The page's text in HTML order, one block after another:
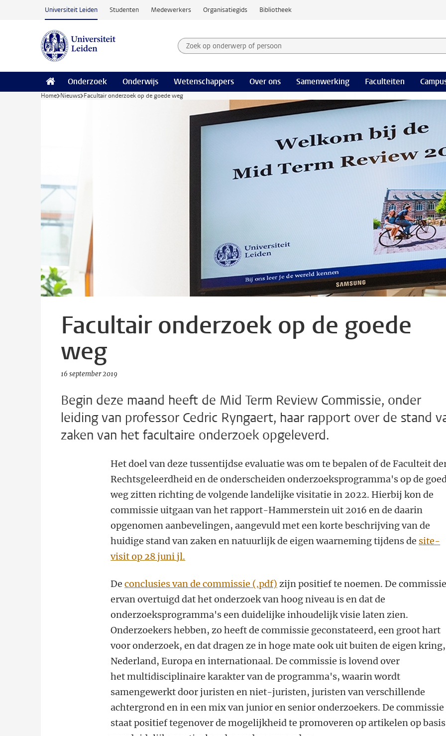
Ga naar hoofdinhoud
Universiteit Leiden Studenten Medewerkers Organisatiegids Bibliotheek
Zoek op onderwerp of persoon en selecteer categorie
Zoekterm
Onderzoek Onderwijs Wetenschappers Over ons Samenwerking Faculteiten
Home Nieuws Facultair onderzoek op de goede weg
Facultair onderzoek op de goede
weg
16 september 2019
Begin deze maand heeft de Mid Term Review Commissie, onder
leiding van professor Cedric Ryngaert, haar rapport over de stand
zaken van het facultaire onderzoek opgeleverd.
Het doel van deze tussentijdse evaluatie was om te bepalen of de Faculteit
Rechtsgeleerdheid en de onderscheiden onderzoeksprogramma's op de
weg zitten richting de volgende landelijke visitatie in 2022. Hierbij kon de
commissie uitgaan van het rapport-Hammerstein uit 2016 en de daarin
opgenomen aanbevelingen, aangevuld met een korte beschrijving van de
huidige stand van zaken en natuurlijk de eigen waarneming tijdens de site-
visit op 28 juni jl.
Deconclusies van de commissie (.pdf) zijn positief te noemen. De
ervan overtuigd dat het onderzoek van hoog niveau is en dat de
onderzoeksprogramma's een duidelijke inhoudelijk visie laten zien.
Onderzoekers hebben, zo heeft de commissie geconstateerd, een groot hart
voor onderzoek, en dat dragen ze in hoge mate ook uit buiten de eigen
Nederland, Europa en internationaal. De commissie is lovend over
het multidisciplinaire karakter van de programma's, waarin wordt
samengewerkt door juristen en niet-juristen, juristen van verschillende
achtergrond en in een mix van junior en senior onderzoekers. De commissie
staat positief tegenover de mogelijkheid te promoveren op artikelen op basis